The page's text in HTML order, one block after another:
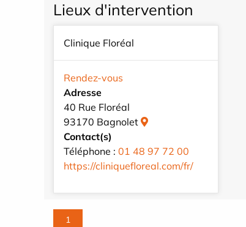
Lieux d'intervention
Clinique Floréal
Rendez-vous
Adresse
40 Rue Floréal
93170 Bagnolet
Contact(s)
Téléphone : 01 48 97 72 00
https://cliniquefloreal.com/fr/
1